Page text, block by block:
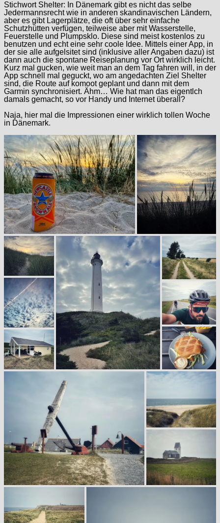
Stichwort Shelter: In Dänemark gibt es nicht das selbe
Jedermannsrecht wie in anderen skandinavischen Ländern,
aber es gibt Lagerplätze, die oft über sehr einfache
Schutzhütten verfügen, teilweise aber mit Wasserstelle,
Feuerstelle und Plumpsklo. Diese sind meist kostenlos zu
benutzen und echt eine sehr coole Idee. Mittels einer App, in
der sie alle aufgelsitet sind (inklusive aller Angaben dazu) ist
dann auch die spontane Reiseplanung vor Ort wirklich leicht.
Kurz mal gucken, wie weit man an dem Tag fahren will, in der
App schnell mal geguckt, wo am angedachten Ziel Shelter
sind, die Route auf komoot geplant und dann mit dem
Garmin synchronisiert. Ähm… Wie hat man das eigentlch
damals gemacht, so vor Handy und Internet überall?
Naja, hier mal die Impressionen einer wirklich tollen Woche
in Dänemark.